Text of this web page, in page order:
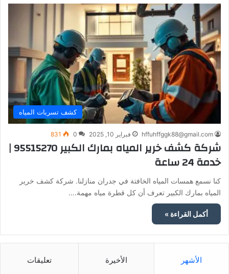
كشف تسربات المياه
hffuhffggk88@gmail.com فبراير 10, 2025 0
831
شركة كشف خرير المياه بمارك الكبير 95515270 |
خدمة 24 ساعة
كنا نسمع همسات المياه الخافتة في جدران منازلنا. شركة كشف خرير
المياه بمارك الكبير تعرف أن كل قطرة مياه مهمة.…
أكمل القراءة »
الأشهر الأخيرة تعليقات